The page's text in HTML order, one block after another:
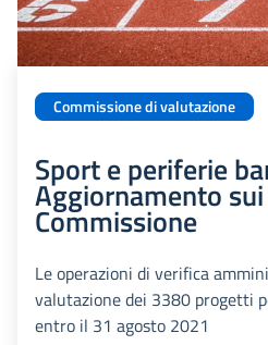
Commissione di valutazione
Sport e periferie
Aggiornamento
Commissione
Le operazioni di verifica
valutazione dei 3380 progetti
entro il 31 agosto 2021